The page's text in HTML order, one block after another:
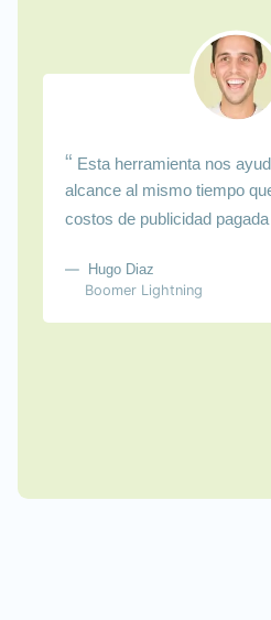
“ Esta herramienta nos
alcance al mismo tiempo
costos de publicidad pagada
Hugo Diaz
Boomer Lightning